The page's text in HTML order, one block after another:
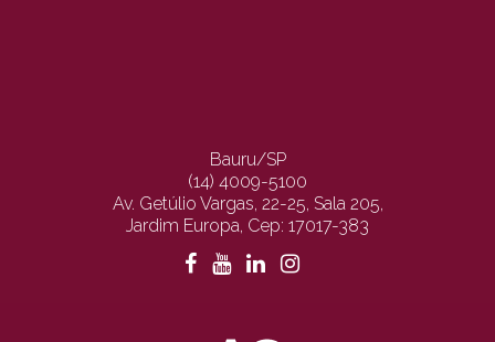
Bauru/SP
(14) 4009-5100
Av. Getúlio Vargas, 22-25, Sala 205,
Jardim Europa, Cep: 17017-383